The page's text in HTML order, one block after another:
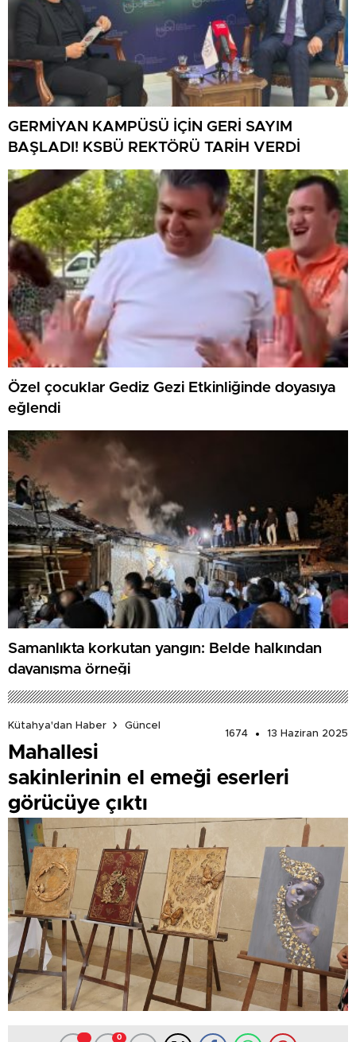
GERMİYAN KAMPÜSÜ İÇİN GERİ SAYIM
BAŞLADI! KSBÜ REKTÖRÜ TARİH VERDİ
Özel çocuklar Gediz Gezi Etkinliğinde doyasıya
eğlendi
Samanlıkta korkutan yangın: Belde halkından
dayanışma örneği
Kütahya'dan Haber
Güncel
1674
13 Haziran 2025
Mahallesi
sakinlerinin el emeği eserleri
görücüye çıktı
0